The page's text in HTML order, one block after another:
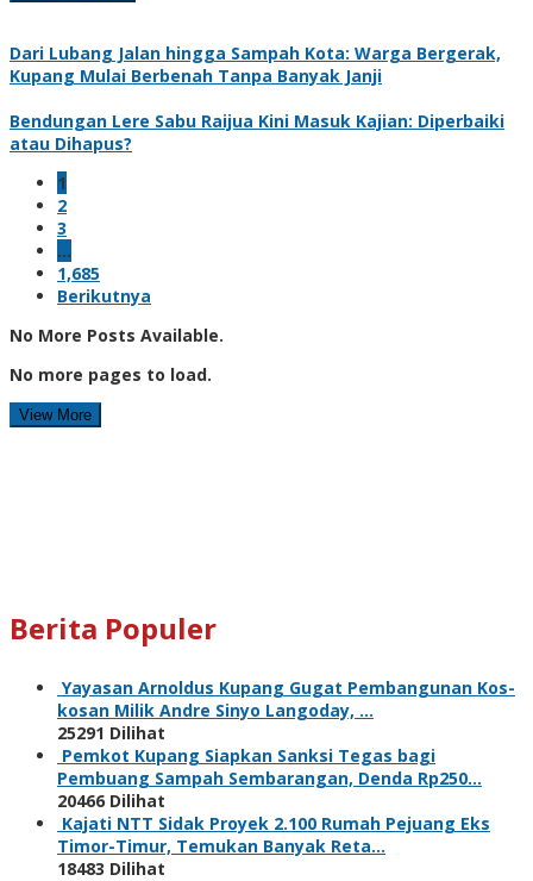
Dari Lubang Jalan hingga Sampah Kota: Warga Bergerak,
Kupang Mulai Berbenah Tanpa Banyak Janji
Bendungan Lere Sabu Raijua Kini Masuk Kajian: Diperbaiki
atau Dihapus?
1
2
3
…
1,685
Berikutnya
No More Posts Available.
No more pages to load.
View More
Berita Populer
Yayasan Arnoldus Kupang Gugat Pembangunan Kos-
kosan Milik Andre Sinyo Langoday, …
25291 Dilihat
Pemkot Kupang Siapkan Sanksi Tegas bagi
Pembuang Sampah Sembarangan, Denda Rp250…
20466 Dilihat
Kajati NTT Sidak Proyek 2.100 Rumah Pejuang Eks
Timor-Timur, Temukan Banyak Reta…
18483 Dilihat